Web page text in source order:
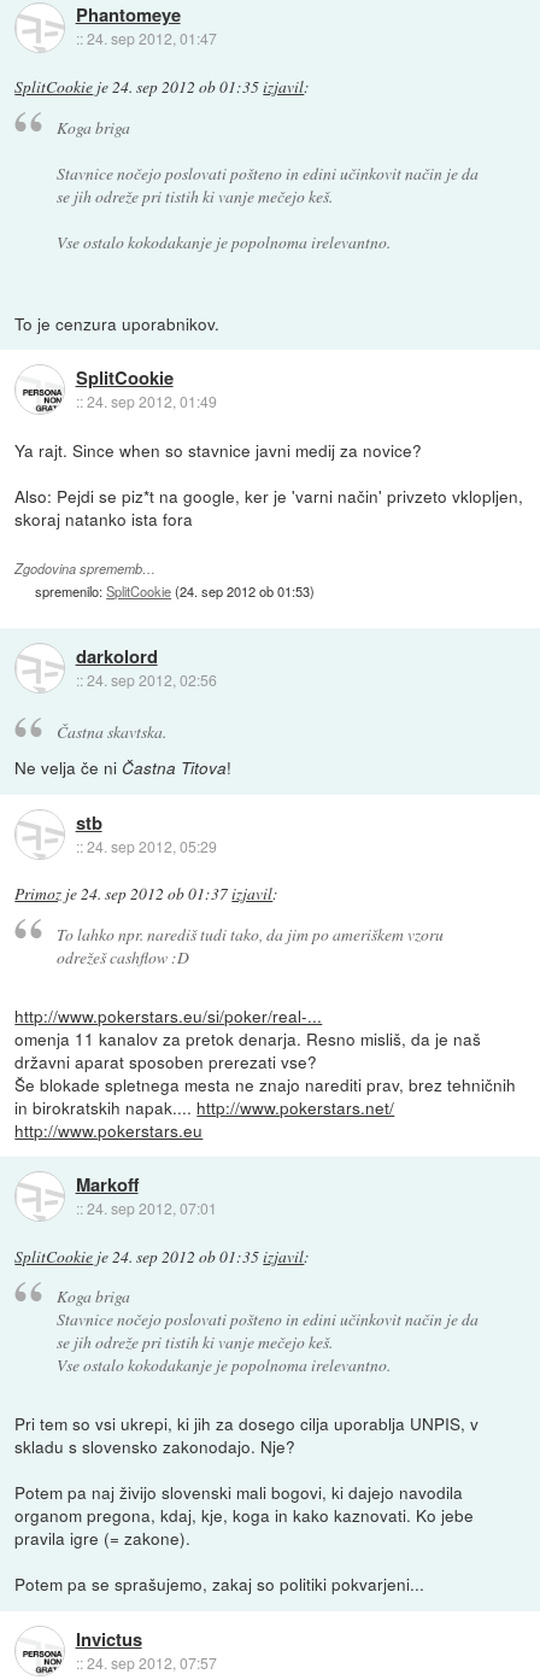
Phantomeye
::24. sep 2012, 01:47
SplitCookie je24. sep 2012 ob 01:35izjavil:
Koga briga
Stavnice nočejo poslovati pošteno in edini učinkovit način je da
se jih odreže pri tistih ki vanje mečejo keš.
Vse ostalo kokodakanje je popolnoma irelevantno.
To je cenzura uporabnikov.
SplitCookie
::24. sep 2012, 01:49
Ya rajt. Since when so stavnice javni medij za novice?
Also: Pejdi se piz*t na google, ker je 'varni način' privzeto vklopljen,
skoraj natanko ista fora
Zgodovina sprememb…
spremenilo:SplitCookie(24. sep 2012 ob 01:53)
darkolord
::24. sep 2012, 02:56
Častna skavtska.
Ne velja če ni Častna Titova!
stb
::24. sep 2012, 05:29
Primoz je24. sep 2012 ob 01:37izjavil:
To lahko npr. narediš tudi tako, da jim po ameriškem vzoru
odrežeš cashflow :D
http://www.pokerstars.eu/si/poker/real-...
omenja 11 kanalov za pretok denarja. Resno misliš, da je naš
državni aparat sposoben prerezati vse?
Še blokade spletnega mesta ne znajo narediti prav, brez tehničnih
in birokratskih napak.... http://www.pokerstars.net/
http://www.pokerstars.eu
Markoff
::24. sep 2012, 07:01
SplitCookie je24. sep 2012 ob 01:35izjavil:
Koga briga
Stavnice nočejo poslovati pošteno in edini učinkovit način je da
se jih odreže pri tistih ki vanje mečejo keš.
Vse ostalo kokodakanje je popolnoma irelevantno.
Pri tem so vsi ukrepi, ki jih za dosego cilja uporablja UNPIS, v
skladu s slovensko zakonodajo. Nje?
Potem pa naj živijo slovenski mali bogovi, ki dajejo navodila
organom pregona, kdaj, kje, koga in kako kaznovati. Ko jebe
pravila igre (= zakone).
Potem pa se sprašujemo, zakaj so politiki pokvarjeni...
Invictus
::24. sep 2012, 07:57